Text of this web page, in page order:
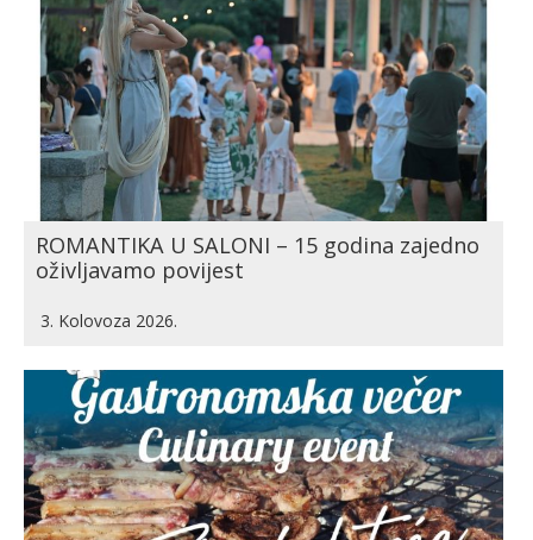
ROMANTIKA U SALONI – 15 godina zajedno
oživljavamo povijest
3. Kolovoza 2026.